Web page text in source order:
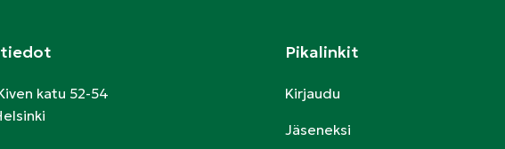
katu 52-54
Pikalinkit
Kirjaudu
Jäseneksi